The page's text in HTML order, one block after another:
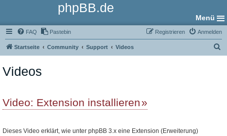
phpBB.de
Menü
FAQ Pastebin Anmelden
Registrieren
Startseite Community Support Videos
Videos
Video: Extension installieren
Dieses Video erklärt, wie unter phpBB 3.x eine Extension (Erweiterung)